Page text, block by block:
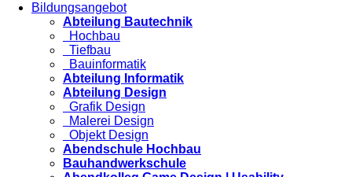
Bildungsangebot
Abteilung Bautechnik
Hochbau
Tiefbau
Bauinformatik
Abteilung Informatik
Abteilung Design
Grafik Design
Malerei Design
Objekt Design
Abendschule Hochbau
Bauhandwerkschule